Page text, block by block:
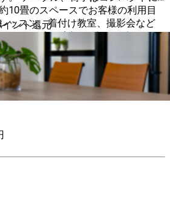
10畳のスペースでお客様の利用目
ッスン、着付け教室、撮影会など
ます。 今、人気のボードゲームや
ます。
イント還元